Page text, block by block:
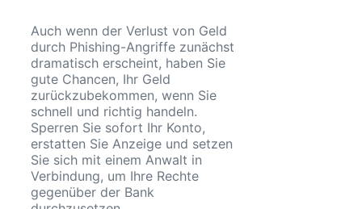
Auch wenn der Verlust von Geld
durch Phishing-Angriffe zunächst
dramatisch erscheint, haben Sie
gute Chancen, Ihr Geld
zurückzubekommen, wenn Sie
schnell und richtig handeln.
Sperren Sie sofort Ihr Konto,
erstatten Sie Anzeige und setzen
Sie sich mit einem Anwalt in
Verbindung, um Ihre Rechte
gegenüber der Bank